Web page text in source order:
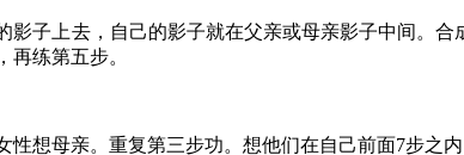
影子上去，自己的影子就在父亲或母亲影子中间。
练第五步。
想母亲。重复第三步功。想他们在自己前面7步之